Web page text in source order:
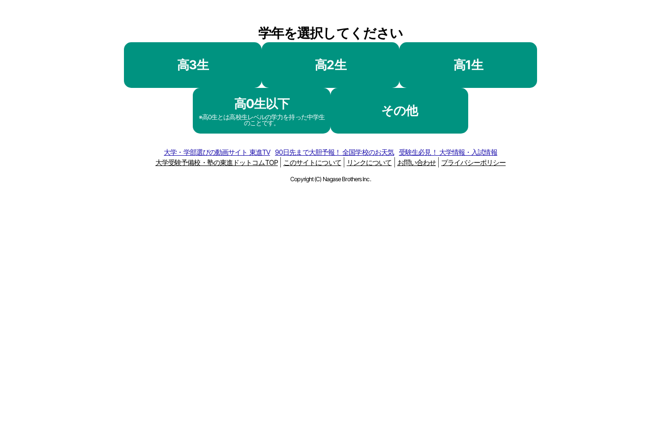
学年を選択してください
高3生 高2生 高1生
高0生以下
※高0生とは高校生レベルの学力を持った中学生
のことです。
その他
大学・学部選びの動画サイト 東進TV 90日先まで大胆予報！ 全国学校のお天気 受験生必見！ 大学情報・入試情報
大学受験予備校・塾の東進ドットコムTOP
このサイトについて リンクについて お問い合わせ プライバシーポリシー
Copyright (C) Nagase Brothers Inc.